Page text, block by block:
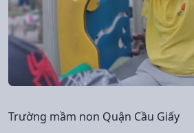
Trường mầm non Quận Cầu Giấy